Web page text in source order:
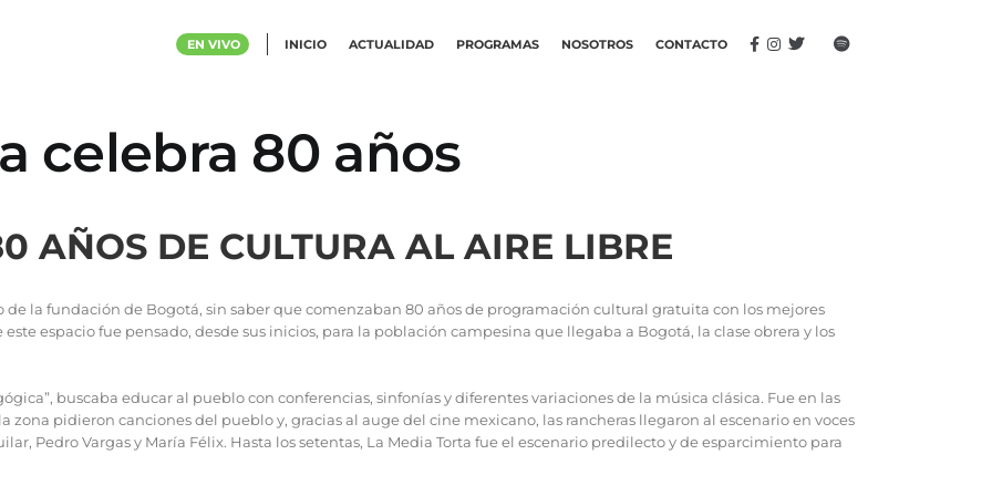
EN VIVO INICIO ACTUALIDAD PROGRAMAS NOSOTROS CONTACTO
celebra 80 años
AÑOS DE CULTURA AL AIRE LIBRE
la fundación de Bogotá, sin saber que comenzaban 80 años de programación cultural gratuita con los mejores
espacio fue pensado, desde sus inicios, para la población campesina que llegaba a Bogotá, la clase obrera y los
buscaba educar al pueblo con conferencias, sinfonías y diferentes variaciones de la música clásica. Fue en las
zona pidieron canciones del pueblo y, gracias al auge del cine mexicano, las rancheras llegaron al escenario en voces
Pedro Vargas y María Félix. Hasta los setentas, La Media Torta fue el escenario predilecto y de esparcimiento para